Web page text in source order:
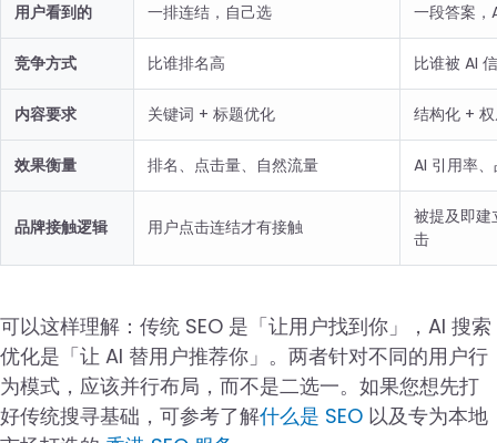
用户看到的 一排连结，自己选 一段答案，
竞争方式 比谁排名高 比谁被 AI
内容要求 关键词 + 标题优化 结构化 +
效果衡量 排名、点击量、自然流量 AI 引用率
品牌接触逻辑 用户点击连结才有接触
被提及即建
击
可以这样理解：传统 SEO 是「让用户找到你」，AI 搜索
优化是「让 AI 替用户推荐你」。两者针对不同的用户行
为模式，应该并行布局，而不是二选一。如果您想先打
好传统搜寻基础，可参考了解什么是 SEO 以及专为本地